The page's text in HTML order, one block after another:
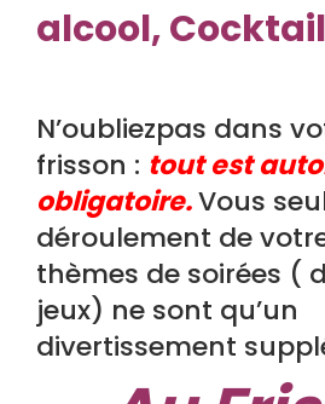
alcool,
N’oubliezpas dans
frisson : tout est
obligatoire.Vous
déroulement de
thèmes de soirées (
jeux) ne sont qu’un
divertissement